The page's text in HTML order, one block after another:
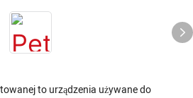
to urządzenia używane do